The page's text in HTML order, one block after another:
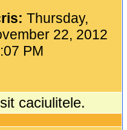
Thursday,
22, 2012
PM
caciulitele.